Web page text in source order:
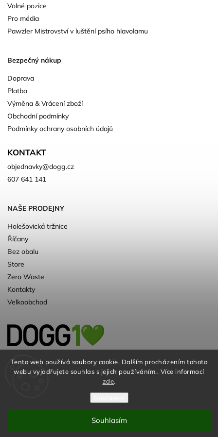
Tento web používá soubory cookie. Dalším procházením tohoto
webu vyjadřujete souhlas s jejich používáním.. Více informací
zde.
Souhlasím
Volné pozice
Pro média
Pawzler Mistrovství v luštění psího hlavolamu
Bezpečný nákup
Doprava
Platba
Výměna & Vrácení zboží
Obchodní podmínky
Podmínky ochrany osobních údajů
KONTAKT
objednavky@dogg.cz
607 641 141
NAŠE PRODEJNY
Holešovická tržnice
Říčany
Bez obalu
Store
Zero Waste
Kontakty
Velkoobchod
Kvalitní a ♻️eko chovatelské potřeby pro
psy. Už 10 let